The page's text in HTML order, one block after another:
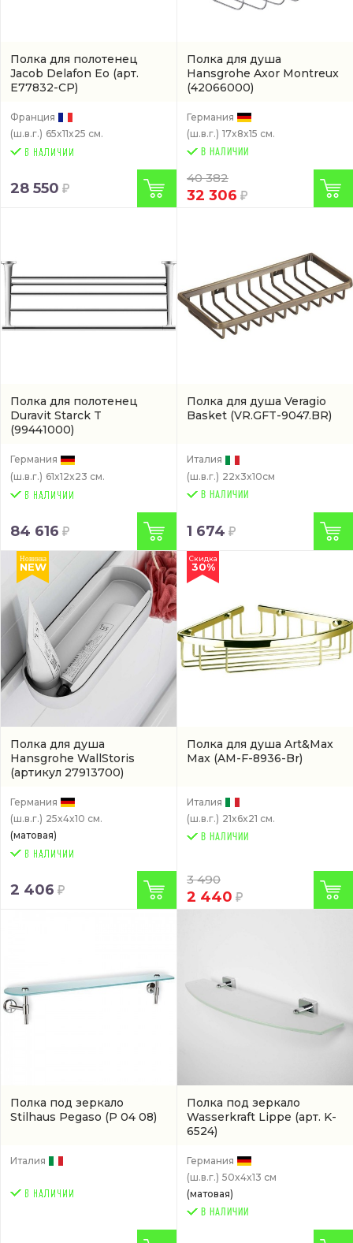
Полка для полотенец
Jacob Delafon Eo (арт.
E77832-CP)
Франция
(ш.в.г.) 65x11x25 см.
28 550
Полка для душа
Hansgrohe Axor Montreux
(42066000)
Германия
(ш.в.г.) 17x8x15 см.
В НАЛИЧИИ
40 382
32 306
Полка для полотенец
Duravit Starck T
(99441000)
Германия
(ш.в.г.) 61x12x23 см.
84 616
Полкa для душа Veragio
Basket (VR.GFT-9047.BR)
Италия
(ш.в.г.) 22x3x10см
В НАЛИЧИИ
1 674
Полка для душа
Hansgrohe WallStoris
(артикул 27913700)
Новинка
NEW
Германия
(ш.в.г.) 25x4x10 см.
(матовая)
2 406
Полкa для душа Art&Max
Max (AM-F-8936-Br)
Скидка
30%
Италия
(ш.в.г.) 21x6x21 см.
В НАЛИЧИИ
3 490
2 440
Полка под зеркало
Stilhaus Pegaso (P 04 08)
Италия
Полка под зеркало
Wasserkraft Lippe (арт. K-
6524)
Германия
(ш.в.г.) 50x4x13 см
(матовая)
В НАЛИЧИИ